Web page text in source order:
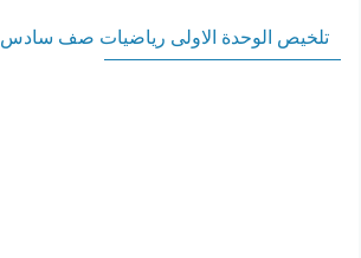
تلخيص الوحدة الاولى رياضيات صف سادس